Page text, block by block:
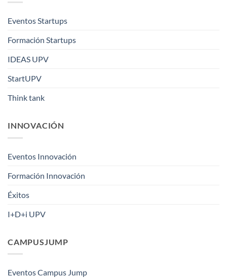
Eventos Startups
Formación Startups
IDEAS UPV
StartUPV
Think tank
INNOVACIÓN
Eventos Innovación
Formación Innovación
Éxitos
I+D+i UPV
CAMPUSJUMP
Eventos Campus Jump